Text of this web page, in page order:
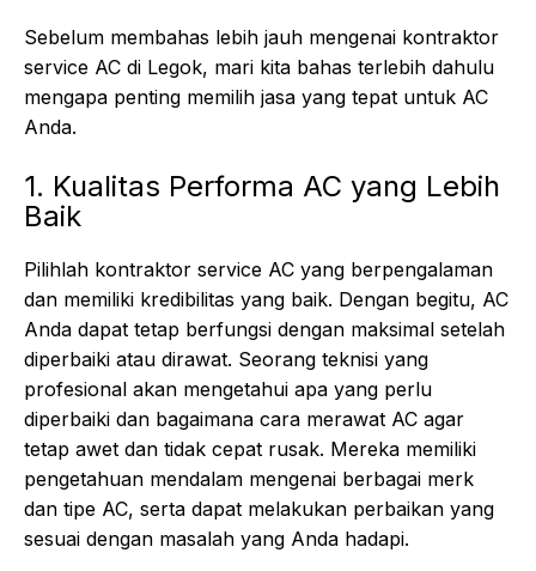
Sebelum membahas lebih jauh mengenai kontraktor
service AC di Legok, mari kita bahas terlebih dahulu
mengapa penting memilih jasa yang tepat untuk AC
Anda.
1. Kualitas Performa AC yang Lebih
Baik
Pilihlah kontraktor service AC yang berpengalaman
dan memiliki kredibilitas yang baik. Dengan begitu, AC
Anda dapat tetap berfungsi dengan maksimal setelah
diperbaiki atau dirawat. Seorang teknisi yang
profesional akan mengetahui apa yang perlu
diperbaiki dan bagaimana cara merawat AC agar
tetap awet dan tidak cepat rusak. Mereka memiliki
pengetahuan mendalam mengenai berbagai merk
dan tipe AC, serta dapat melakukan perbaikan yang
sesuai dengan masalah yang Anda hadapi.